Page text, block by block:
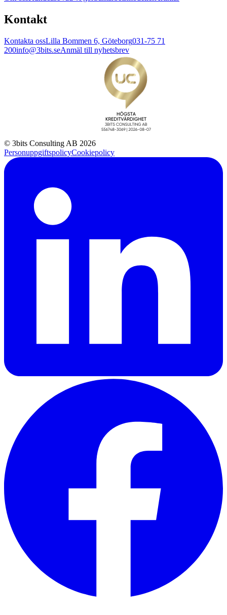
Kontakt
Kontakta ossLilla Bommen 6, Göteborg031-75 71
200info@3bits.seAnmäl till nyhetsbrev
© 3bits Consulting AB 2026
PersonuppgiftspolicyCookiepolicy